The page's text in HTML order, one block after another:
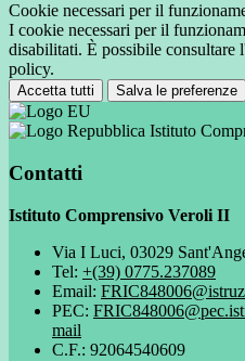
Cookie necessari per il
I cookie necessari per il
disabilitati. È possibile consultare
policy.
Accetta tutti Salva le preferenze
Istituto
Contatti
Istituto Comprensivo Veroli II
Via I Luci, 03029
Tel: +(39) 0775.237089
Email:
PEC:
mail
C.F.: 92064540609